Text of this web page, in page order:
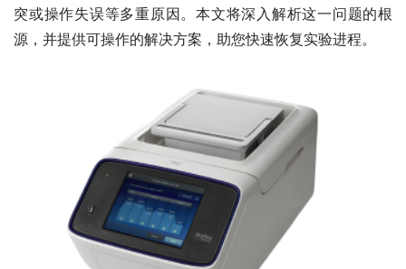
突或操作失误等多重原因。本文将深入解析这一问题的根
源，并提供可操作的解决方案，助您快速恢复实验进程。